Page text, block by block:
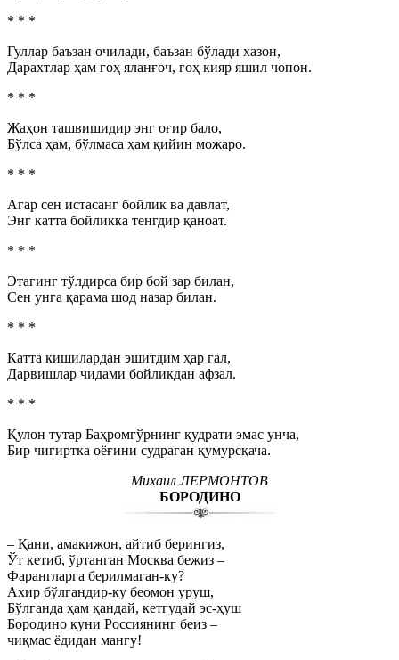
* * *
Гуллар баъзан очилади, баъзан бўлади хазон,
Дарахтлар ҳам гоҳ яланғоч, гоҳ кияр яшил чопон.
* * *
Жаҳон ташвишидир энг оғир бало,
Бўлса ҳам, бўлмаса ҳам қийин можаро.
* * *
Агар сен истасанг бойлик ва давлат,
Энг катта бойликка тенгдир қаноат.
* * *
Этагинг тўлдирса бир бой зар билан,
Сен унга қарама шод назар билан.
* * *
Катта кишилардан эшитдим ҳар гал,
Дарвишлар чидами бойликдан афзал.
* * *
Қулон тутар Баҳромгўрнинг қудрати эмас унча,
Бир чигиртка оёғини судраган қумурсқача.
Михаил ЛЕРМОНТОВ
БОРОДИНО
– Қани, амакижон, айтиб берингиз,
Ўт кетиб, ўртанган Москва бежиз –
Фарангларга берилмаган-ку?
Ахир бўлгандир-ку беомон уруш,
Бўлганда ҳам қандай, кетгудай эс-ҳуш
Бородино куни Россиянинг беиз –
чиқмас ёдидан мангу!